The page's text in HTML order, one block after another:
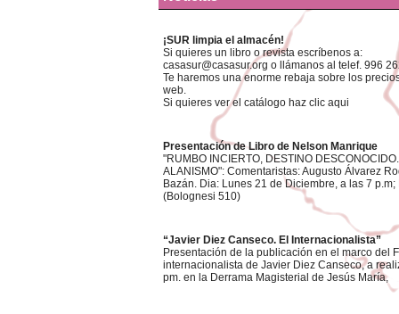
¡SUR limpia el almacén!
Si quieres un libro o revista escríbenos a:
casasur@casasur.org o llámanos al telef. 996
Te haremos una enorme rebaja sobre los
web.
Si quieres ver el catálogo haz clic aqui
Presentación de Libro de Nelson Manrique
"RUMBO INCIERTO, DESTINO
ALANISMO": Comentaristas: Augusto Álvarez
Bazán. Dia: Lunes 21 de Diciembre, a las 7
(Bolognesi 510)
“Javier Diez Canseco. El Internacionalista”
Presentación de la publicación en el marco del
internacionalista de Javier Diez Canseco, a
pm. en la Derrama Magisterial de Jesús María,